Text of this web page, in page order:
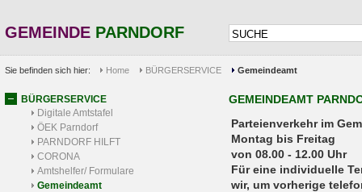
GEMEINDE PARNDORF
Sie befinden sich hier: Home BÜRGERSERVICE Gemeindeamt
BÜRGERSERVICE
Digitale Amtstafel
ÖEK Parndorf
PARNDORF HILFT
CORONA
Amtshelfer/ Formulare
Gemeindeamt
GEMEINDEAMT
Parteienverkehr
Montag bis Freitag
von 08.00 - 12.00 Uhr
Für eine individuelle
wir, um vorherige